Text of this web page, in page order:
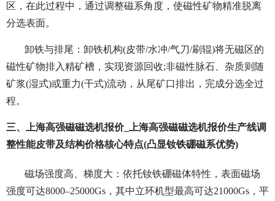
区，在此过程中，通过调整磁系角度，使磁性矿物精准脱离
分选表面。
卸铁与排尾：卸铁机构(皮带/水冲/气刀/刷辊)将无磁区的
磁性矿物排入精矿槽，实现资源回收;非磁性脉石、杂质则随
矿浆(湿式)或重力(干式)流动，从尾矿口排出，完成分选全过
程。
三、上海高强磁磁选机报价_上海高强磁磁选机报价生产线调
整性能皮带及结构价格核心特点(凸显钕铁硼磁系优势)
磁场强度高、梯度大：依托钕铁硼磁体特性，表面磁场
强度可达8000–25000Gs，其中立环机型最高可达21000Gs，平